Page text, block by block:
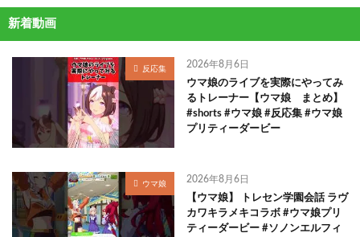
新着動画
反応集 2026年8月6日
ウマ娘のライブを実際にやってみ
るトレーナー【ウマ娘 まとめ】
#shorts #ウマ娘 #反応集 #ウマ娘
プリティーダービー
ウマ娘 2026年8月6日
【ウマ娘】 トレセン学園会話 ラヴ
カワキラメキコラボ #ウマ娘プリ
ティーダービー #ソノンエルフィ